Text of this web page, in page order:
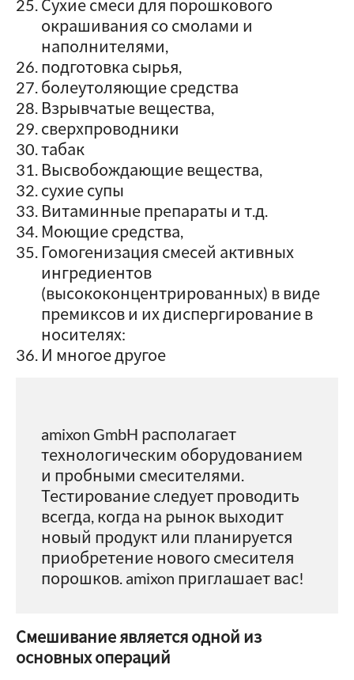
Сухие смеси для порошкового
окрашивания со смолами и
наполнителями,
подготовка сырья,
болеутоляющие средства
Взрывчатые вещества,
сверхпроводники
табак
Высвобождающие вещества,
сухие супы
Витаминные препараты и т.д.
Моющие средства,
Гомогенизация смесей активных
ингредиентов
(высококонцентрированных) в виде
премиксов и их диспергирование в
носителях:
И многое другое
amixon GmbH располагает
технологическим оборудованием
и пробными смесителями.
Тестирование следует проводить
всегда, когда на рынок выходит
новый продукт или планируется
приобретение нового смесителя
порошков. amixon приглашает вас!
Смешивание является одной из
основных операций